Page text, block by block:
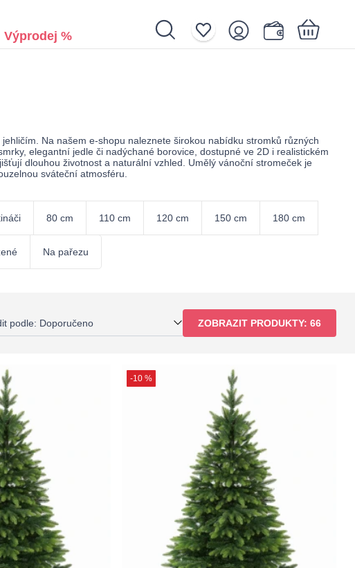
Výprodej %
Na našem e-shopu naleznete širokou nabídku stromků různých
elegantní jedle či nadýchané borovice, dostupné ve 2D i realistickém
dlouhou životnost a naturální vzhled. Umělý vánoční stromeček je
sváteční atmosféru.
80 cm 110 cm 120 cm 150 cm 180 cm
Na pařezu
podle: Doporučeno ZOBRAZIT PRODUKTY: 66
-10 %